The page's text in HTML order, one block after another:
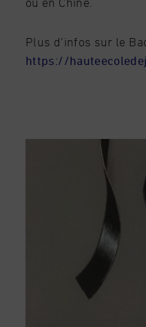
Plus d’infos sur le
https://